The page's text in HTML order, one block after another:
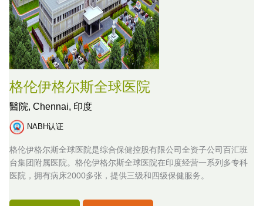
格伦伊格尔斯全球医院
醫院, Chennai, 印度
NABH认证
格伦伊格尔斯全球医院是综合保健控股有限公司全资子公司百汇班
台集团附属医院。格伦伊格尔斯全球医院在印度经营一系列多专科
医院，拥有病床2000多张，提供三级和四级保健服务。